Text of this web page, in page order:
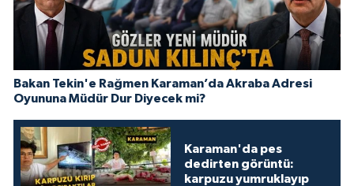
Bakan Tekin'e Rağmen Karaman’da Akraba Adresi
Oyununa Müdür Dur Diyecek mi?
Karaman'da pes
dedirten görüntü:
karpuzu yumruklayıp